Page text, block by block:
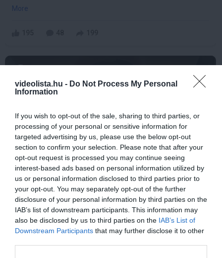
videolista.hu - Do Not Process My Personal
Information
If you wish to opt-out of the sale, sharing to third parties, or
processing of your personal or sensitive information for
targeted advertising by us, please use the below opt-out
section to confirm your selection. Please note that after your
opt-out request is processed you may continue seeing
interest-based ads based on personal information utilized by
us or personal information disclosed to third parties prior to
your opt-out. You may separately opt-out of the further
disclosure of your personal information by third parties on the
IAB’s list of downstream participants. This information may
also be disclosed by us to third parties on the IAB’s List of
Downstream Participants that may further disclose it to other
More
This Simple Trick Removes All Parasites From
Your Body!
More
429 33 335